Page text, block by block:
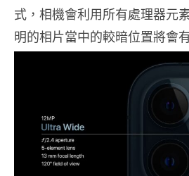
式，相機會利用所有處理器元
明的相片當中的較暗位置將會